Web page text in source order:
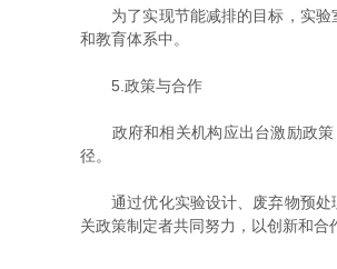
为了实现节能减排的目标，实验室
和教育体系中。
5.政策与合作
政府和相关机构应出台激励政策
径。
通过优化实验设计、废弃物预处理
关政策制定者共同努力，以创新和合